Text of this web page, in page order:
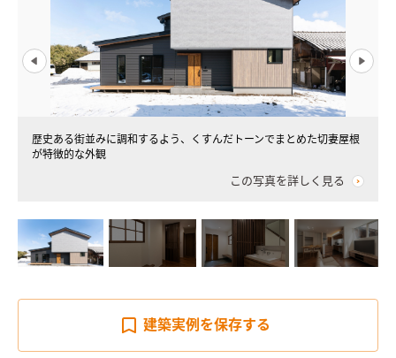
歴史ある街並みに調和するよう、くすんだトーンでまとめた切妻屋根
が特徴的な外観
この写真を詳しく見る
建築実例を保存する